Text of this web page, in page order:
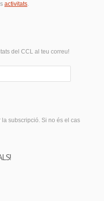
activitats.
del CCL al teu correu!
subscripció. Si no és el cas